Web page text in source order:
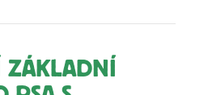
ZÁKLADNÍ